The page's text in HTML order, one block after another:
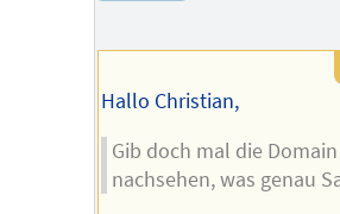
Hallo Christian,
Gib doch mal die
nachsehen, was genau